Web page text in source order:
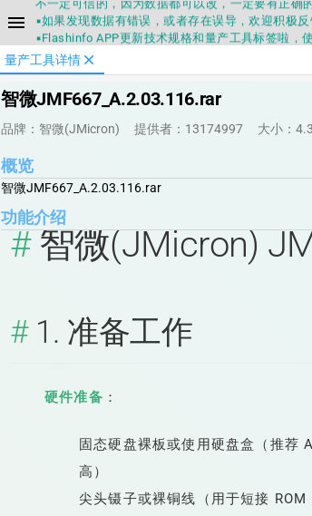
menu
▪如果发现数据有错误，或者存在误导，欢迎积极
▪Flashinfo APP更新技术规格和量产工具标签啦，
▪兄弟们没事不要乱下载量产工具，过分了下载服
▪Flashinfo提供的所有数据仅供参考，DIY本来就
▪如果发现数据有错误，或者存在误导，欢迎积极
智微JMF667_A.2.03.116.rar
品牌：智微(JMicron) 提供者：13174997 大小：
概览
智微JMF667_A.2.03.116.rar
功能介绍
智微(JMicron)
1. 准备工作
硬件准备 ：
固态硬盘裸板或使用硬盘盒（推荐
高）
尖头镊子或裸铜线（用于短接 ROM
量产工具详情 close